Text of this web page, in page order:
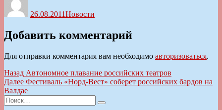
26.08.2011Новости
Добавить комментарий
Для отправки комментария вам необходимо авторизоваться.
Навигация
по
записям
Назад Предыдущая
запись:
Автономное плавание российских театров
Далее Следующая
запись:
Фестиваль «Норд-Вест» соберет российских бардов на
Валдае
Искать:
Поиск